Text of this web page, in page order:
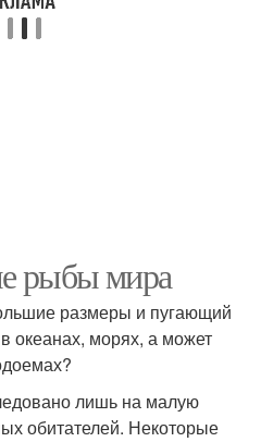
рыбы мира
размеры и пугающий
океанах, морях, а может
лишь на малую
обитателей. Некоторые